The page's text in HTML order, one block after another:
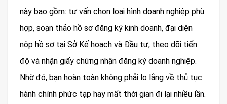
này bao gồm: tư vấn chọn loại hình doanh nghiệp phù
hợp, soạn thảo hồ sơ đăng ký kinh doanh, đại diện
nộp hồ sơ tại Sở Kế hoạch và Đầu tư, theo dõi tiến
độ và nhận giấy chứng nhận đăng ký doanh nghiệp.
Nhờ đó, bạn hoàn toàn không phải lo lắng về thủ tục
hành chính phức tạp hay mất thời gian đi lại nhiều lần.